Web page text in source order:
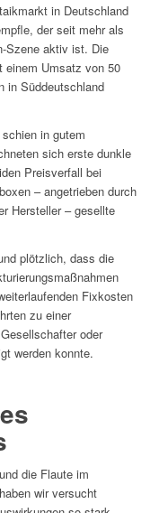
in Deutschland
der seit mehr als
Szene aktiv ist. Die
einem Umsatz von 50
in Süddeutschland
in gutem
sich erste dunkle
Preisverfall bei
– angetrieben durch
Hersteller – gesellte
plötzlich, dass die
Fixkosten
zu einer
oder
werden konnte.
die Flaute im
wir versucht